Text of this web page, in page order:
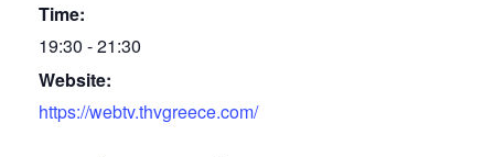
Time:
19:30 - 21:30
Website:
https://webtv.thvgreece.com/